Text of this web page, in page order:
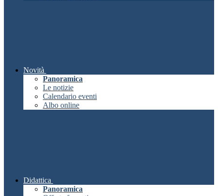
Novità
Panoramica
Le notizie
Calendario eventi
Albo online
Didattica
Panoramica